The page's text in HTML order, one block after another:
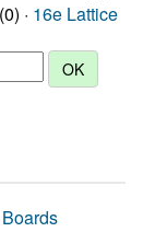
(0) · 16e Lattice